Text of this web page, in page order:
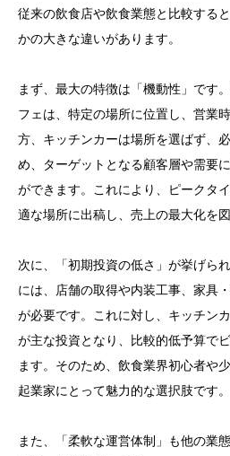
従来の飲食店や飲食業態と比較する
かの大きな違いがあります。
まず、最大の特徴は「機動性」です
フェは、特定の場所に位置し、営業
方、キッチンカーは場所を選ばず、
め、ターゲットとなる顧客層や需要
ができます。これにより、ピークタ
適な場所に出稿し、売上の最大化を
次に、「初期投資の低さ」が挙げら
には、店舗の取得や内装工事、家具
が必要です。これに対し、キッチン
が主な投資となり、比較的低予算で
ます。そのため、飲食業界初心者や
起業家にとって魅力的な選択肢です。
また、「柔軟な運営体制」も他の業